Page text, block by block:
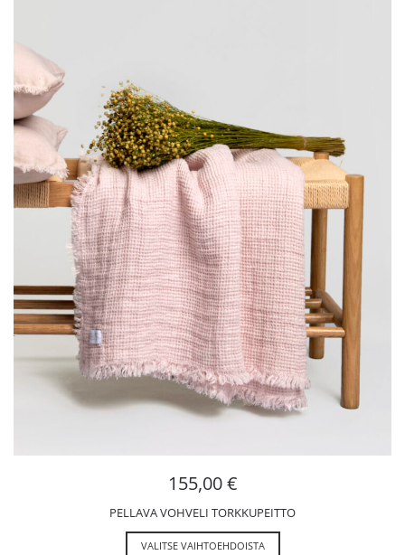
155,00€
PELLAVA VOHVELI TORKKUPEITTO
VALITSE VAIHTOEHDOISTA